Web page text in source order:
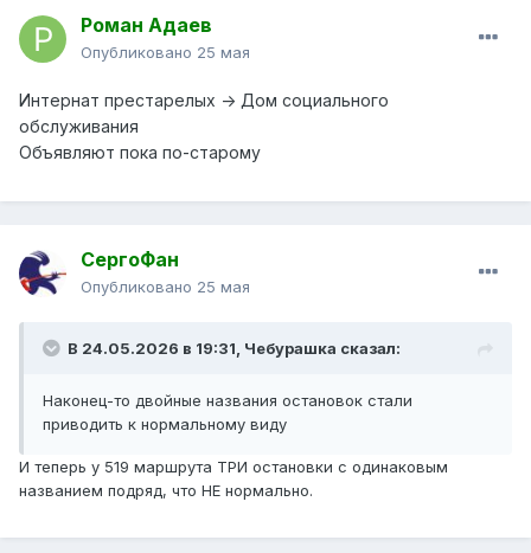
Роман Адаев
Опубликовано 25 мая
Интернат престарелых -> Дом социального
обслуживания
Объявляют пока по-старому
СергоФан
Опубликовано 25 мая
В 24.05.2026 в 19:31, Чебурашка сказал:
Наконец-то двойные названия остановок стали
приводить к нормальному виду
И теперь у 519 маршрута ТРИ остановки с одинаковым
названием подряд, что НЕ нормально.